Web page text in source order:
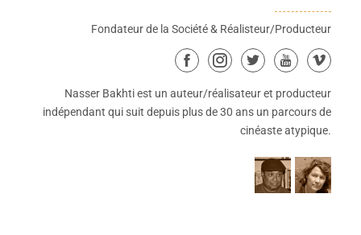
Fondateur de la Société & Réalisteur/Producteur
Nasser Bakhti est un auteur/réalisateur et producteur
indépendant qui suit depuis plus de 30 ans un parcours de
cinéaste atypique.
Co-fondatrice de la Société & Réalisatrice/Monteuse
Obtient un diplôme en psychologie de l'Université de Genève
et un diplôme en cinématographie de LIFS (London
International Film School),